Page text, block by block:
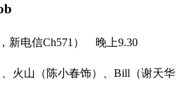
新电信Ch571） 晚上9.30
火山（陈小春饰）、Bill（谢天华